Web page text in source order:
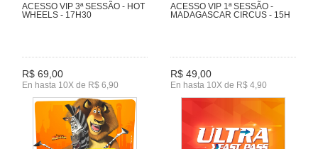
ACESSO VIP 3ª SESSÃO - HOT
WHEELS - 17H30
R$ 69,00
En hasta 10X de R$ 6,90
ACESSO VIP 1ª SESSÃO -
MADAGASCAR CIRCUS - 15H
R$ 49,00
En hasta 10X de R$ 4,90